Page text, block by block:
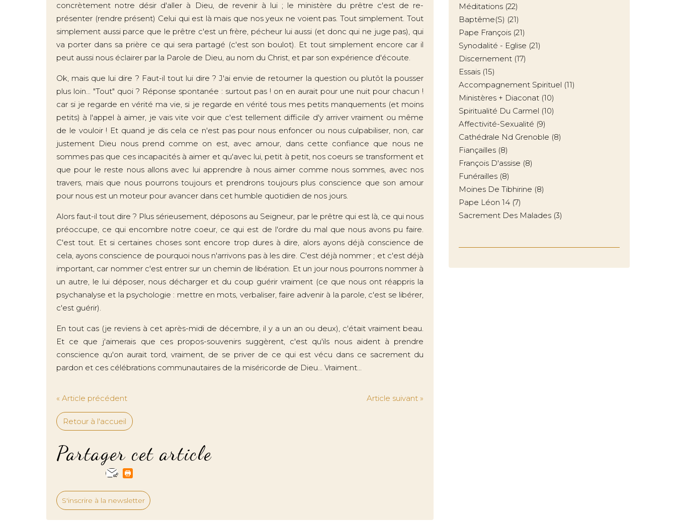
concrètement notre désir d'aller à Dieu, de revenir à lui ; le ministère du prêtre c'est de re-
présenter (rendre présent) Celui qui est là mais que nos yeux ne voient pas. Tout simplement. Tout
simplement aussi parce que le prêtre c'est un frère, pécheur lui aussi (et donc qui ne juge pas), qui
va porter dans sa prière ce qui sera partagé (c'est son boulot). Et tout simplement encore car il
peut aussi nous éclairer par la Parole de Dieu, au nom du Christ, et par son expérience d'écoute.
Ok, mais que lui dire ? Faut-il tout lui dire ? J'ai envie de retourner la question ou plutôt la pousser
plus loin... "Tout" quoi ? Réponse spontanée : surtout pas ! on en aurait pour une nuit pour chacun !
car si je regarde en vérité ma vie, si je regarde en vérité tous mes petits manquements (et moins
petits) à l'appel à aimer, je vais vite voir que c'est tellement difficile d'y arriver vraiment ou même
de le vouloir ! Et quand je dis cela ce n'est pas pour nous enfoncer ou nous culpabiliser, non, car
justement Dieu nous prend comme on est, avec amour, dans cette confiance que nous ne
sommes pas que ces incapacités à aimer et qu'avec lui, petit à petit, nos coeurs se transforment et
que pour le reste nous allons avec lui apprendre à nous aimer comme nous sommes, avec nos
travers, mais que nous pourrons toujours et prendrons toujours plus conscience que son amour
pour nous est un moteur pour avancer dans cet humble quotidien de nos jours.
Alors faut-il tout dire ? Plus sérieusement, déposons au Seigneur, par le prêtre qui est là, ce qui nous
préoccupe, ce qui encombre notre coeur, ce qui est de l'ordre du mal que nous avons pu faire.
C'est tout. Et si certaines choses sont encore trop dures à dire, alors ayons déjà conscience de
cela, ayons conscience de pourquoi nous n'arrivons pas à les dire. C'est déjà nommer ; et c'est déjà
important, car nommer c'est entrer sur un chemin de libération. Et un jour nous pourrons nommer à
un autre, le lui déposer, nous décharger et du coup guérir vraiment (ce que nous ont réappris la
psychanalyse et la psychologie : mettre en mots, verbaliser, faire advenir à la parole, c'est se libérer,
c'est guérir).
En tout cas (je reviens à cet après-midi de décembre, il y a un an ou deux), c'était vraiment beau.
Et ce que j'aimerais que ces propos-souvenirs suggèrent, c'est qu'ils nous aident à prendre
conscience qu'on aurait tord, vraiment, de se priver de ce qui est vécu dans ce sacrement du
pardon et ces célébrations communautaires de la miséricorde de Dieu... Vraiment...
« Article précédent Article suivant »
Retour à l'accueil
Partager cet article
S'inscrire à la newsletter
Méditations (22)
Baptême(s) (21)
Pape François (21)
Synodalité - Eglise (21)
Discernement (17)
Essais (15)
Accompagnement Spirituel (11)
Ministères + Diaconat (10)
Spiritualité Du Carmel (10)
Affectivité-Sexualité (9)
Cathédrale Nd Grenoble (8)
Fiançailles (8)
François D'assise (8)
Funérailles (8)
Moines De Tibhirine (8)
Pape Léon 14 (7)
Sacrement Des Malades (3)